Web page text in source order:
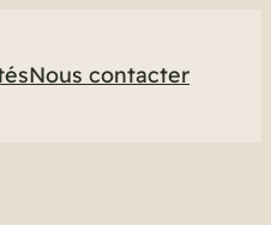
Nous contacter